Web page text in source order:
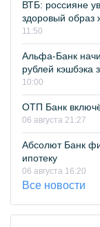
ВТБ: россияне
здоровый образ
11:50
Альфа-Банк
рублей кэшбэка
10:00
ОТП Банк
06 августа 21:27
Абсолют Банк
ипотеку
06 августа 16:20
Все новости